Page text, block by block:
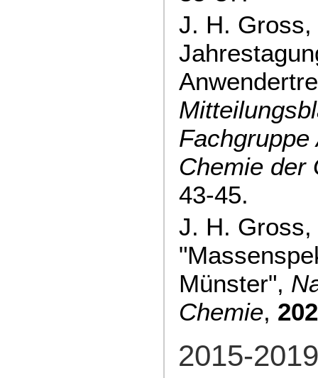
J. H. Gross,
Chemie der
43-45.
J. H. Gross,
Münster",
Chemie,
2015-2019